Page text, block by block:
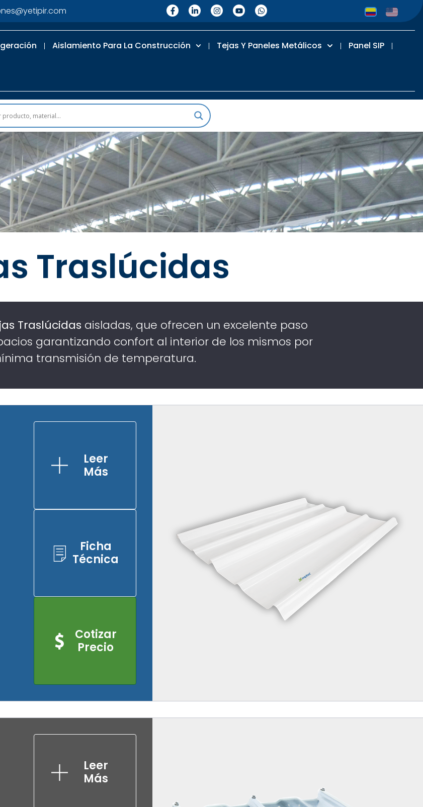
Aislamiento Para La Construcción Tejas Y Paneles Metálicos Panel SIP
Traslúcidas
Traslúcidas aisladas, que ofrecen un excelente paso
garantizando confort al interior de los mismos por
transmisión de temperatura.
Leer
Más
Ficha
Técnica
Cotizar
Precio
Leer
Más